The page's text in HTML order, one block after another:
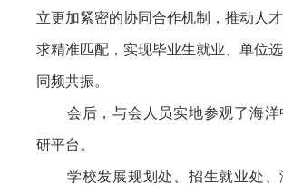
立更加紧密的协同合作机制，推动人
求精准匹配，实现毕业生就业、单位
同频共振。
会后，与会人员实地参观了海
研平台。
学校发展规划处、招生就业处、